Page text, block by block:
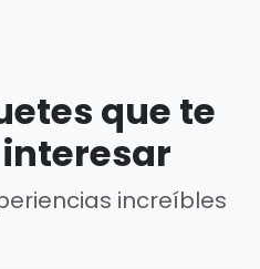
que te
increíbles